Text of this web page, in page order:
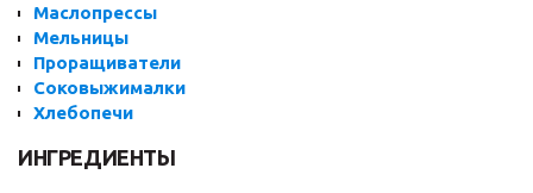
Маслопрессы
Мельницы
Проращиватели
Соковыжималки
Хлебопечи
ИНГРЕДИЕНТЫ